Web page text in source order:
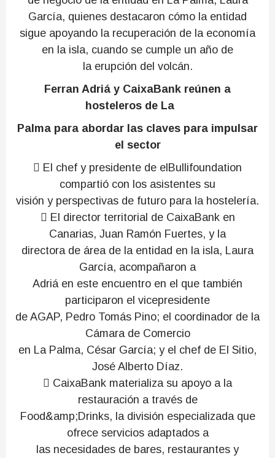
García, quienes destacaron cómo la entidad
sigue apoyando la recuperación de la economía
en la isla, cuando se cumple un año de
la erupción del volcán.
Ferran Adriá y CaixaBank reúnen a
hosteleros de La
Palma para abordar las claves para impulsar
el sector
 El chef y presidente de elBullifoundation
compartió con los asistentes su
visión y perspectivas de futuro para la hostelería.
 El director territorial de CaixaBank en
Canarias, Juan Ramón Fuertes, y la
directora de área de la entidad en la isla, Laura
García, acompañaron a
Adriá en este encuentro en el que también
participaron el vicepresidente
de AGAP, Pedro Tomás Pino; el coordinador de la
Cámara de Comercio
en La Palma, César García; y el chef de El Sitio,
José Alberto Díaz.
 CaixaBank materializa su apoyo a la
restauración a través de
Food&amp;Drinks, la división especializada que
ofrece servicios adaptados a
las necesidades de bares, restaurantes y